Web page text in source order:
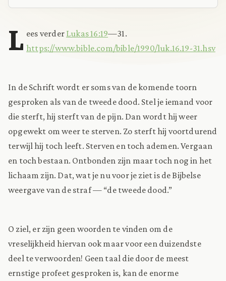
L ees verder Lukas 16:19—31.
https://www.bible.com/bible/1990/luk.16.19-31.hsv
In de Schrift wordt er soms van de komende toorn
gesproken als van de tweede dood. Stel je iemand voor
die sterft, hij sterft van de pijn. Dan wordt hij weer
opgewekt om weer te sterven. Zo sterft hij voortdurend
terwijl hij toch leeft. Sterven en toch ademen. Vergaan
en toch bestaan. Ontbonden zijn maar toch nog in het
lichaam zijn. Dat, wat je nu voor je ziet is de Bijbelse
weergave van de straf — “de tweede dood.”
O ziel, er zijn geen woorden te vinden om de
vreselijkheid hiervan ook maar voor een duizendste
deel te verwoorden! Geen taal die door de meest
ernstige profeet gesproken is, kan de enorme